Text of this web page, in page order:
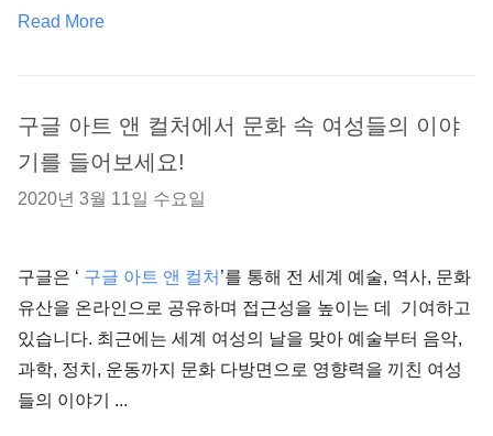
Read More
구글 아트 앤 컬처에서 문화 속 여성들의 이야
기를 들어보세요!
2020년 3월 11일 수요일
구글은 ‘ 구글 아트 앤 컬처 ’를 통해 전 세계 예술, 역사, 문화
유산을 온라인으로 공유하며 접근성을 높이는 데 기여하고
있습니다. 최근에는 세계 여성의 날을 맞아 예술부터 음악,
과학, 정치, 운동까지 문화 다방면으로 영향력을 끼친 여성
들의 이야기 ...